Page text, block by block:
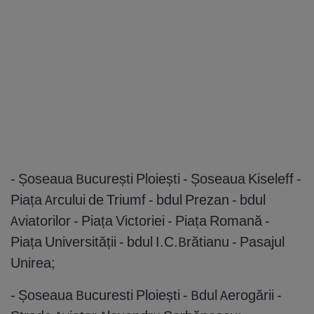
- Șoseaua București Ploiești - Șoseaua Kiseleff -
Piața Arcului de Triumf - bdul Prezan - bdul
Aviatorilor - Piața Victoriei - Piața Romană -
Piața Universității - bdul I.C.Brătianu - Pasajul
Unirea;
- Șoseaua Bucuresti Ploiești - Bdul Aerogării -